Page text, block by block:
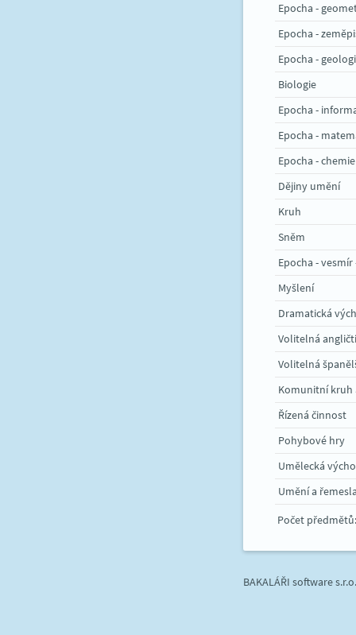
Epocha -
Epocha -
Epocha -
Biologie
Epocha -
Epocha -
Epocha - chemie
Dějiny umění
Kruh
Sněm
Epocha -
Myšlení
Dramatická
Volitelná
Volitelná
Komunitní kruh
Řízená činnost
Pohybové hry
Umělecká
Umění a
Počet předmětů:
BAKALÁŘI software s.r.o.